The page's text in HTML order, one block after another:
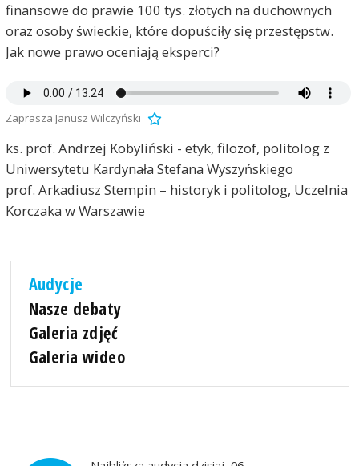
finansowe do prawie 100 tys. złotych na duchownych
oraz osoby świeckie, które dopuściły się przestępstw.
Jak nowe prawo oceniają eksperci?
Zaprasza Janusz Wilczyński
ks. prof. Andrzej Kobyliński - etyk, filozof, politolog z
Uniwersytetu Kardynała Stefana Wyszyńskiego
prof. Arkadiusz Stempin – historyk i politolog, Uczelnia
Korczaka w Warszawie
Audycje
Nasze debaty
Galeria zdjęć
Galeria wideo